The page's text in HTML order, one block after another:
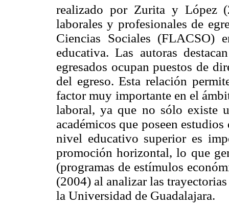
realizado por Zurita y López
laborales y profesionales de
Ciencias Sociales (FLACSO)
educativa. Las autoras
egresados ocupan puestos de
del egreso. Esta relación
factor muy importante en el
laboral, ya que no sólo existe
académicos que poseen
nivel educativo superior es
promoción horizontal, lo que
(programas de estímulos
(2004) al analizar las
la Universidad de Guadalajara.